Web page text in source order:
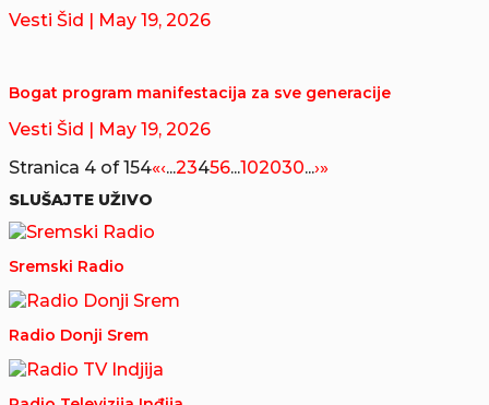
Vesti Šid | May 19, 2026
Bogat program manifestacija za sve generacije
Vesti Šid
| May 19, 2026
Stranica 4 of 154«‹...23456...102030...›»
SLUŠAJTE UŽIVO
Sremski Radio
Radio Donji Srem